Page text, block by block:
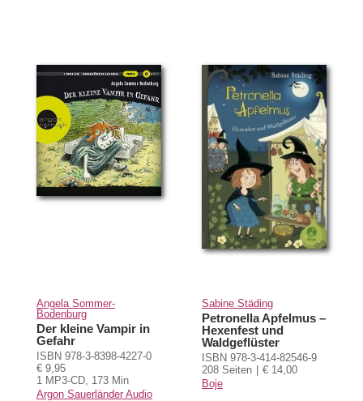
Angela Sommer-
Bodenburg
Der kleine Vampir in
Gefahr
ISBN 978-3-8398-4227-0
€ 9,95
1 MP3-CD, 173 Min
Argon Sauerländer Audio
Sabine Städing
Petronella Apfelmus –
Hexenfest und
Waldgeflüster
ISBN 978-3-414-82546-9
208 Seiten
€ 14,00
Boje